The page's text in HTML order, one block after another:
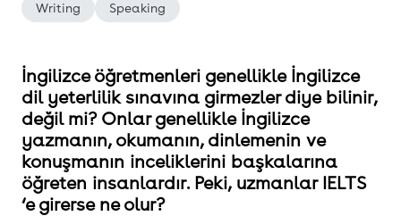
Writing Speaking
İngilizce öğretmenleri genellikle İngilizce
dil yeterlilik sınavına girmezler diye bilinir,
değil mi? Onlar genellikle İngilizce
yazmanın, okumanın, dinlemenin ve
konuşmanın inceliklerini başkalarına
öğreten insanlardır. Peki, uzmanlar IELTS
‘e girerse ne olur?